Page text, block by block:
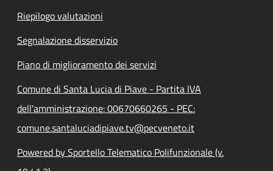
Riepilogo valutazioni
Segnalazione disservizio
Piano di miglioramento dei servizi
Comune di Santa Lucia di Piave - Partita IVA
dell'amministrazione: 00670660265 - PEC:
comune.santaluciadipiave.tv@pecveneto.it
Powered by Sportello Telematico Polifunzionale (v.